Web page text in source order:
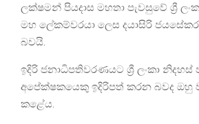
ලක්ෂමන් පියදාස මහතා පැවසුවේ ශ්‍රී
මහ ලේකම්වරයා ලෙස දයාසිරි
බවයි.
ඉදිරි ජනාධිපතිවරණයට ශ්‍රී ලංකා නිදහස්
අපේක්ෂකයෙකු ඉදිරිපත් කරන බවද ඔහු
කළේය.